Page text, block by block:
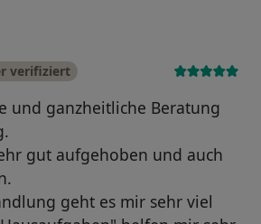
verifiziert
und ganzheitliche Beratung
gut aufgehoben und auch
geht es mir sehr viel